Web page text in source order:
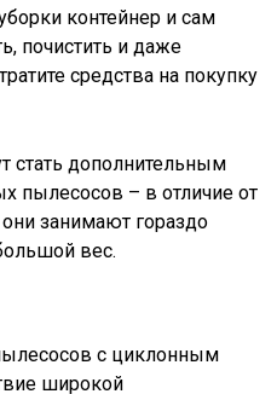
контейнер и сам
почистить и даже
средства на покупку
стать дополнительным
пылесосов – в отличие от
занимают гораздо
вес.
с циклонным
широкой